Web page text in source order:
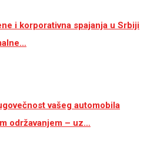
i korporativna spajanja u Srbiji
vašeg automobila
održavanjem – uz…